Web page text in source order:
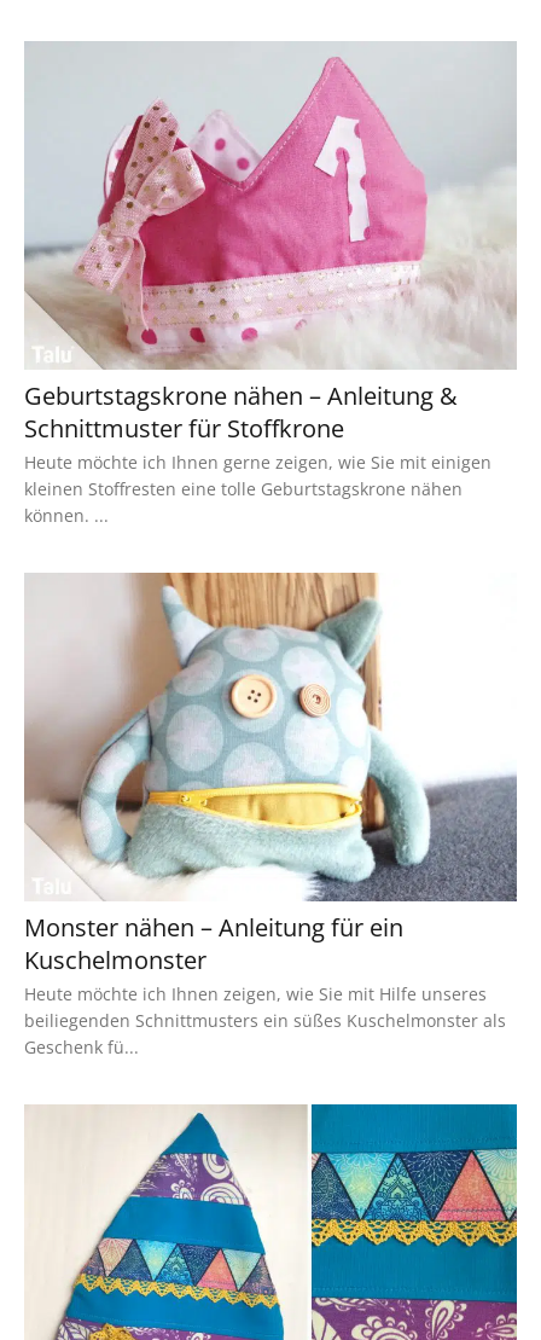
Geburtstagskrone nähen – Anleitung &
Schnittmuster für Stoffkrone
Heute möchte ich Ihnen gerne zeigen, wie Sie mit einigen
kleinen Stoffresten eine tolle Geburtstagskrone nähen
können. ...
Monster nähen – Anleitung für ein
Kuschelmonster
Heute möchte ich Ihnen zeigen, wie Sie mit Hilfe unseres
beiliegenden Schnittmusters ein süßes Kuschelmonster als
Geschenk fü...